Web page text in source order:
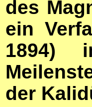
des
ein
1894)
der